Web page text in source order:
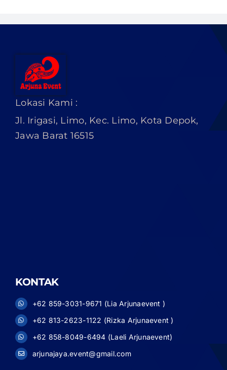
Lokasi Kami :
Jl. Irigasi, Limo, Kec. Limo, Kota Depok,
Jawa Barat 16515
KONTAK
+62 859-3031-9671 (Lia Arjunaevent )
+62 813-2623-1122 (Rizka Arjunaevent )
+62 858-8049-6494 (Laeli Arjunaevent)
arjunajaya.event@gmail.com